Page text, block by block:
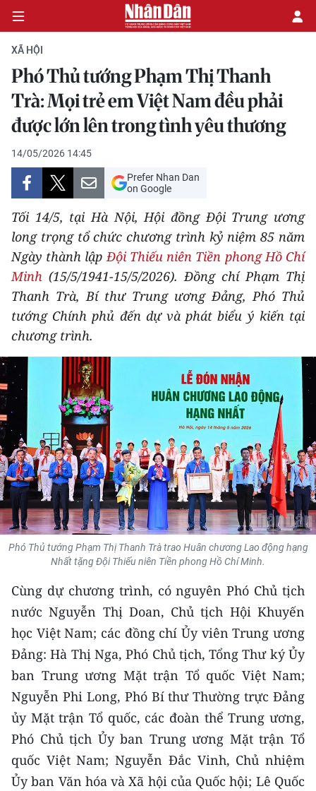
CHÍNH TRỊ
KINH TẾ
VĂN HÓA
XÃ HỘI
PHÁP LUẬT
DU LỊCH
THẾ GIỚI
THỂ THAO
GIÁO DỤC
Y TẾ
KHOA HỌC - CÔNG NGHỆ
MÔI TRƯỜNG
BẠN ĐỌC
KIỂM CHỨNG THÔNG TIN
TRI THỨC CHUYÊN SÂU
54 DÂN TỘC VIỆT NAM
CHƯƠNG TRÌNH OCOP - MỖI XÃ
MỘT SẢN PHẨM
RADIO
MEDIA CENTER
E-Magazine
XÃ HỘI
Phó Thủ tướng Phạm Thị Thanh
Trà: Mọi trẻ em Việt Nam đều phải
được lớn lên trong tình yêu thương
14/05/2026 14:45
Prefer Nhan Dan
on Google
Tối 14/5, tại Hà Nội, Hội đồng Đội Trung ương
long trọng tổ chức chương trình kỷ niệm 85 năm
Ngày thành lậpĐội Thiếu niên Tiền phong Hồ Chí
Minh (15/5/1941-15/5/2026). Đồng chí Phạm Thị
Thanh Trà, Bí thư Trung ương Đảng, Phó Thủ
tướng Chính phủ đến dự và phát biểu ý kiến tại
chương trình.
Phó Thủ tướng Phạm Thị Thanh Trà trao Huân chương Lao động hạng
Nhất tặng Đội Thiếu niên Tiền phong Hồ Chí Minh.
Cùng dự chương trình, có nguyên Phó Chủ tịch
nước Nguyễn Thị Doan, Chủ tịch Hội Khuyến
học Việt Nam; các đồng chí Ủy viên Trung ương
Đảng: Hà Thị Nga, Phó Chủ tịch, Tổng Thư ký Ủy
ban Trung ương Mặt trận Tổ quốc Việt Nam;
Nguyễn Phi Long, Phó Bí thư Thường trực Đảng
ủy Mặt trận Tổ quốc, các đoàn thể Trung ương,
Phó Chủ tịch Ủy ban Trung ương Mặt trận Tổ
quốc Việt Nam; Nguyễn Đắc Vinh, Chủ nhiệm
Ủy ban Văn hóa và Xã hội của Quốc hội; Lê Quốc